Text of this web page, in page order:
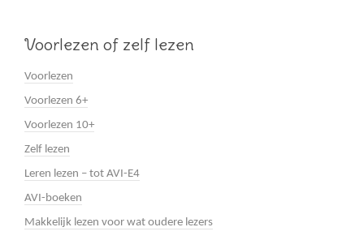
Voorlezen of zelf lezen
Voorlezen
Voorlezen 6+
Voorlezen 10+
Zelf lezen
Leren lezen – tot AVI-E4
AVI-boeken
Makkelijk lezen voor wat oudere lezers